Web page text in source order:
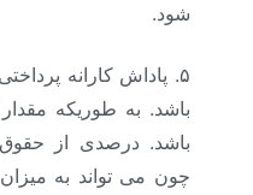
شود.
۵. پاداش کارانه
باشد. به طوریکه
باشد. درصدی از حقوق
چون می تواند به